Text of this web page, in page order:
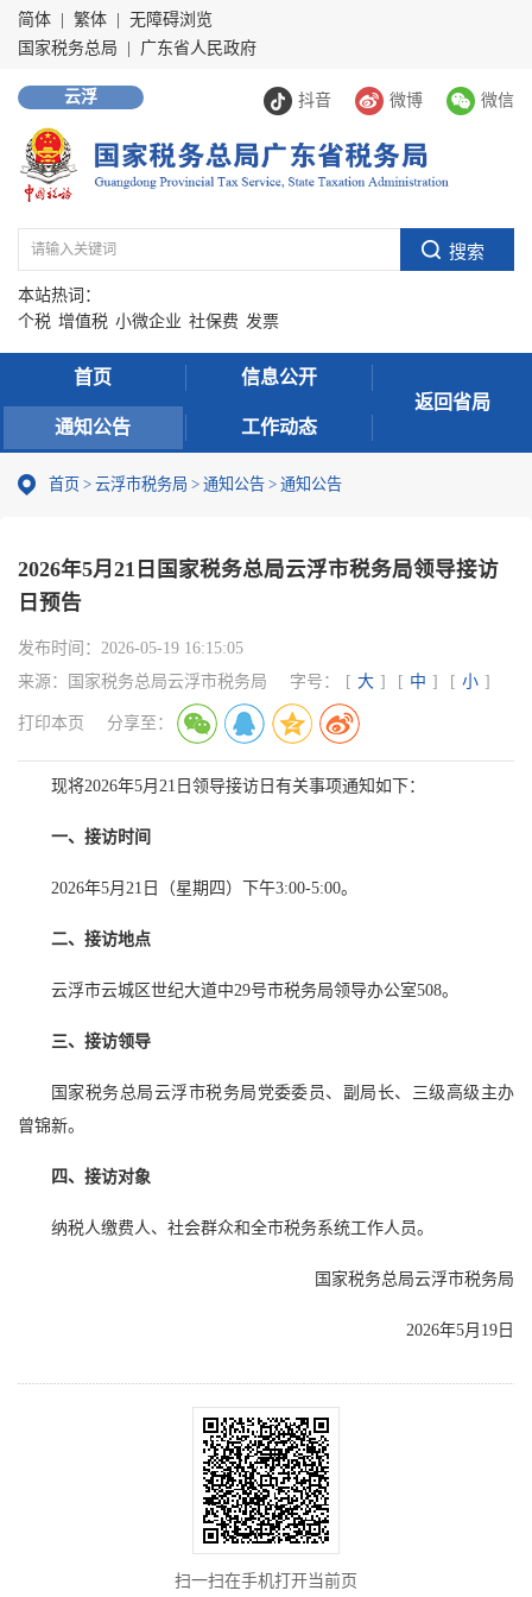
简体 繁体
无障碍浏览
国家税务总局
广东省人民政府
抖音 微博 微信
云浮
本站热词：
个税 增值税 小微企业 社保费 发票
首页 信息公开
通知公告 工作动态
返回省局
首页 > 云浮市税务局 > 通知公告 > 通知公告
2026年5月21日国家税务总局云浮市税务局领导接访
日预告
发布时间： 2026-05-19 16:15:05
来源：
国家税务总局云浮市税务局 字号： [ 大 ] [ 中 ] [ 小 ]
打印本页 分享至：
现将2026年5月21日领导接访日有关事项通知如下：
一、接访时间
2026年5月21日（星期四）下午3:00-5:00。
二、接访地点
云浮市云城区世纪大道中29号市税务局领导办公室508。
三、接访领导
国家税务总局云浮市税务局党委委员、副局长、三级高级主办
曾锦新。
四、接访对象
纳税人缴费人、社会群众和全市税务系统工作人员。
国家税务总局云浮市税务局
2026年5月19日
扫一扫在手机打开当前页